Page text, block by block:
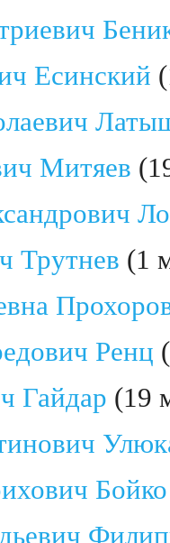
Есинский
Митяев
Трутнев (1
Ренц
Гайдар (19
Бойко